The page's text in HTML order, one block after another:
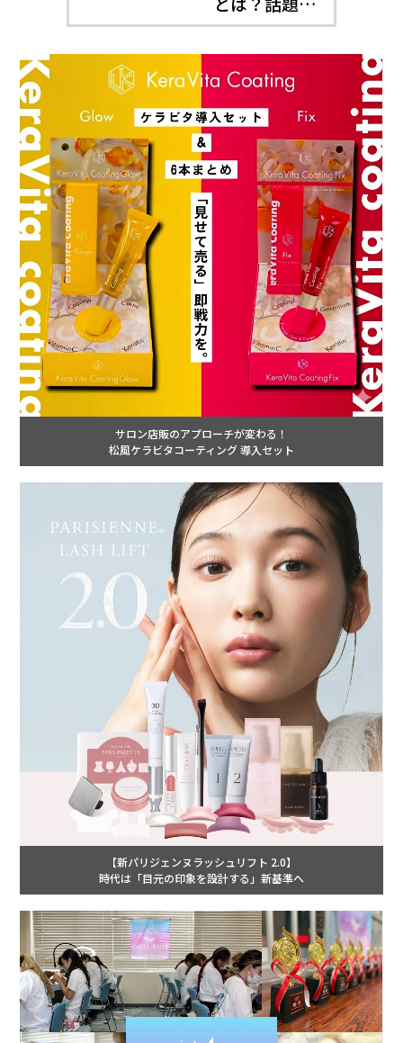
サロン店販のアプローチが変わる！
松風ケラビタコーティング 導入セット
【新パリジェンヌラッシュリフト 2.0】
時代は「目元の印象を設計する」新基準へ